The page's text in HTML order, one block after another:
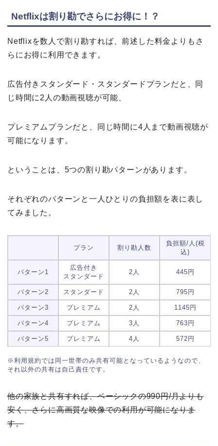
Netflixは割り勘でさらにお得に！？
Netflixを数人で割り勘すれば、前述した料金よりもさ
らにお得に利用できます。
広告付きスタンダード・スタンダードプランだと、同
じ時間に2人の動画視聴が可能、
プレミアムプランだと、同じ時間に4人まで動画視聴が
可能になります。
ということは、5つの割り勘パターンがあります。
それぞれのパターンと一人ひとりの負担額を表に表し
てみました。
プラン 割り勘人数
負担額/人(税
込)
パターン1
広告付き
スタンダード
2人 445円
パターン2 スタンダード 2人 795円
パターン3 プレミアム 2人 1145円
パターン4 プレミアム 3人 763円
パターン5 プレミアム 4人 572円
※利用規約では同一世帯のみ共有可能となっているようなので、
それ以外の共有は自己責任です。
他の家族と共有すれば、ベーシックの990円/月よりも
安く、さらに高画質な映像での利用が可能になりま
す。